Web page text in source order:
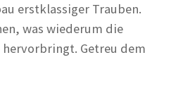
erstklassiger Trauben.
was wiederum die
hervorbringt. Getreu dem